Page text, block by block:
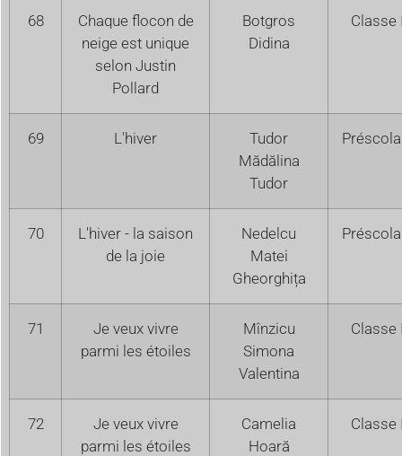
68
Chaque flocon de
neige est unique
selon Justin
Pollard
Botgros
Didina
Classe
69 L'hiver
Tudor
Mădălina
Tudor
70
L'hiver - la saison
de la joie
Nedelcu
Matei
Gheorghița
71
Je veux vivre
parmi les étoiles
Mînzicu
Simona
Valentina
Classe
72
Je veux vivre
parmi les étoiles
Camelia
Hoară
Classe